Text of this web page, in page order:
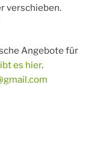
verschieben.
Angebote für
es hier.